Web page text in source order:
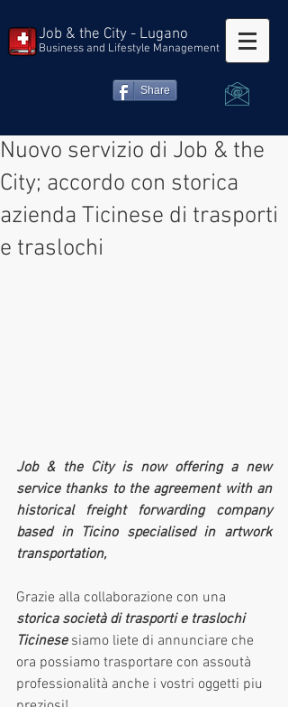
Job & the City - Lugano
Business and Lifestyle Management
Share
Nuovo servizio di Job & the
City; accordo con storica
azienda Ticinese di trasporti
e traslochi
Job & the City is now offering a new
service thanks to the agreement with an
historical freight forwarding company
based in Ticino specialised in artwork
transportation,
Grazie alla collaborazione con una
storica società di trasporti e traslochi
Ticinese siamo liete di annunciare che
ora possiamo trasportare con assoutà
professionalità anche i vostri oggetti piu